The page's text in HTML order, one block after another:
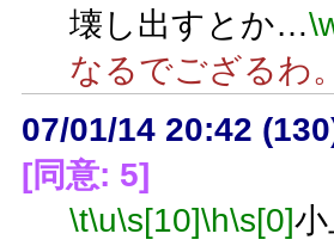
壊し出すとか…
なるでござるわ
07/01/14 20:42
[同意: 5]
\t\u\s[10]\h\s[0]